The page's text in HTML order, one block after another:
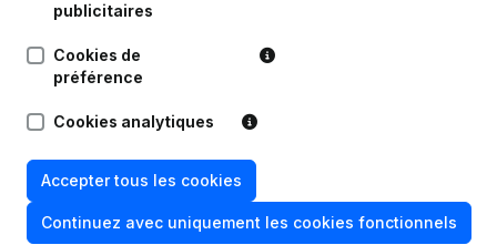
26-02-2025
01-08-2019
25-08-2016
Personne Morale, Ouverture
Succursale, etc...)
publicitaires
Cookies de
préférence
Cookies analytiques
Accepter tous les cookies
Continuez avec uniquement les cookies fonctionnels